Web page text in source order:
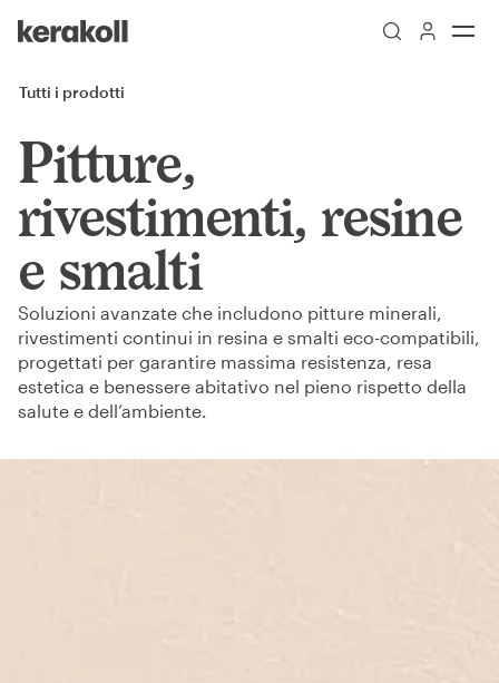
Go to Homepage
Tutti i prodotti
Pitture,
rivestimenti, resine
e smalti
Soluzioni avanzate che includono pitture minerali,
rivestimenti continui in resina e smalti eco-compatibili,
progettati per garantire massima resistenza, resa
estetica e benessere abitativo nel pieno rispetto della
salute e dell’ambiente.